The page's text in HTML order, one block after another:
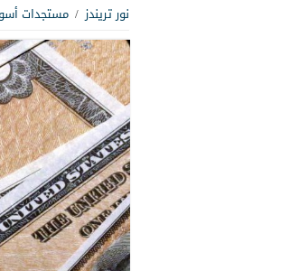
نور تريندز / مستجدات